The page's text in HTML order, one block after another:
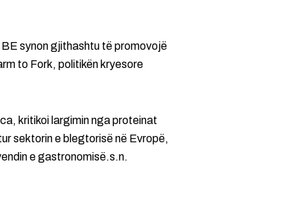
synon gjithashtu të promovojë
to Fork, politikën kryesore
kritikoi largimin nga proteinat
sektorin e blegtorisë në Evropë,
e gastronomisë.s.n.